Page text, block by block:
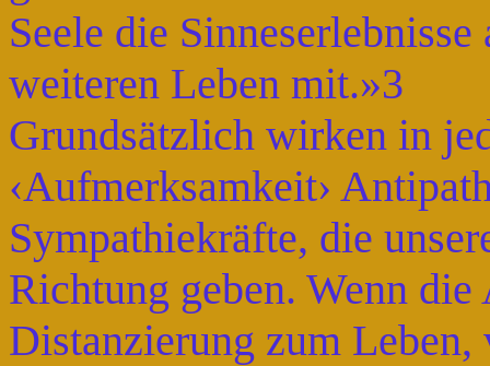
Seele die
weiteren Leben mit.»3
Grundsätzlich wirken in
‹Aufmerksamkeit›
Sympathiekräfte, die
Richtung geben. Wenn
Distanzierung zum